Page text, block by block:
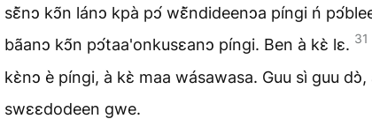
sɛ̃̀nↄ kↄ̃n lánↄ kpà pↄ́ wɛ̃̀ndideenↄa píngi ń
bãanↄ kↄ̃n pↄ́taa'onkusɛanↄ píngi. Ben à kɛ̀ lɛ. 31
kɛ̀nↄ è píngi, à kɛ̀ maa wásawasa. Guu sì guu dↄ̀,
swɛɛdodeen gwe.